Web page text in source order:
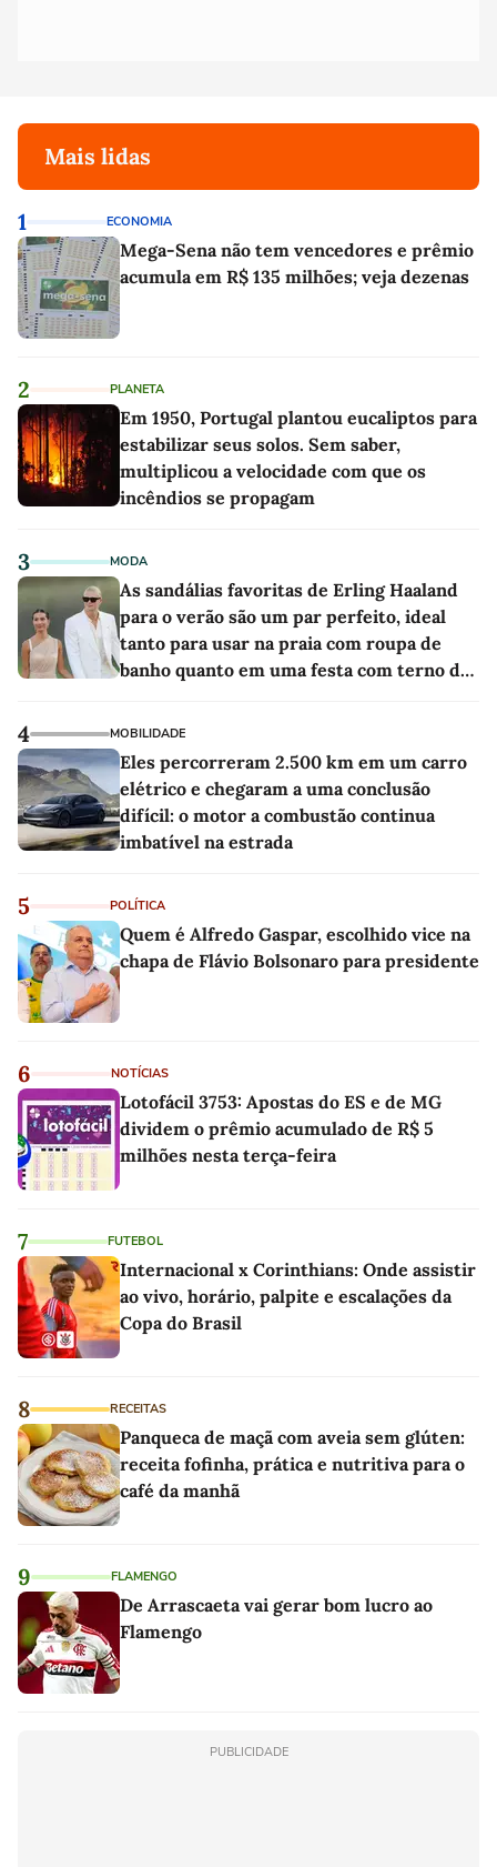
Mais lidas
1 ECONOMIA
Mega-Sena não tem vencedores e prêmio
acumula em R$ 135 milhões; veja dezenas
2 PLANETA
Em 1950, Portugal plantou eucaliptos para
estabilizar seus solos. Sem saber,
multiplicou a velocidade com que os
incêndios se propagam
3 MODA
As sandálias favoritas de Erling Haaland
para o verão são um par perfeito, ideal
tanto para usar na praia com roupa de
banho quanto em uma festa com terno de
4 MOBILIDADE
Eles percorreram 2.500 km em um carro
elétrico e chegaram a uma conclusão
difícil: o motor a combustão continua
imbatível na estrada
5 POLÍTICA
Quem é Alfredo Gaspar, escolhido vice na
chapa de Flávio Bolsonaro para presidente
6 NOTÍCIAS
Lotofácil 3753: Apostas do ES e de MG
dividem o prêmio acumulado de R$ 5
milhões nesta terça-feira
7 FUTEBOL
Internacional x Corinthians: Onde assistir
ao vivo, horário, palpite e escalações da
Copa do Brasil
8 RECEITAS
Panqueca de maçã com aveia sem glúten:
receita fofinha, prática e nutritiva para o
café da manhã
9 FLAMENGO
De Arrascaeta vai gerar bom lucro ao
Flamengo
PUBLICIDADE